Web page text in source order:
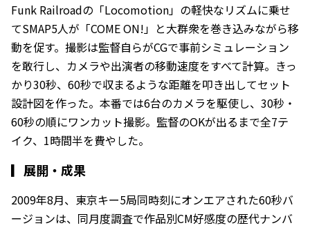
Funk Railroadの「Locomotion」の軽快なリズムに乗せ
てSMAP5人が「COME ON!」と大群衆を巻き込みながら移
動を促す。撮影は監督自らがCGで事前シミュレーション
を敢行し、カメラや出演者の移動速度をすべて計算。きっ
かり30秒、60秒で収まるような距離を叩き出してセット
設計図を作った。本番では6台のカメラを駆使し、30秒・
60秒の順にワンカット撮影。監督のOKが出るまで全7テ
イク、1時間半を費やした。
▎ 展開・成果
2009年8月、東京キー5局同時刻にオンエアされた60秒バ
ージョンは、同月度調査で作品別CM好感度の歴代ナンバ